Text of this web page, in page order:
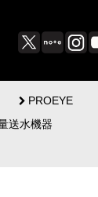
PROEYE
送水機器